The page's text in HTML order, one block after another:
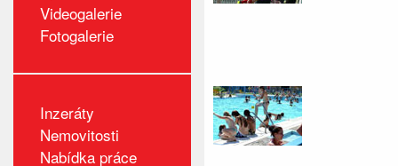
Videogalerie
Fotogalerie
Inzeráty
Nemovitosti
Nabídka práce